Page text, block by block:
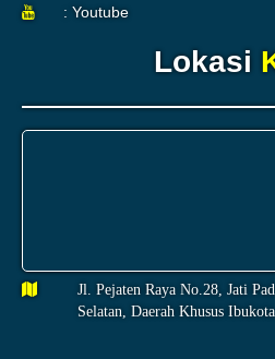
: Youtube
Lokasi
Jl. Pejaten Raya No.28, Jati
Selatan, Daerah Khusus